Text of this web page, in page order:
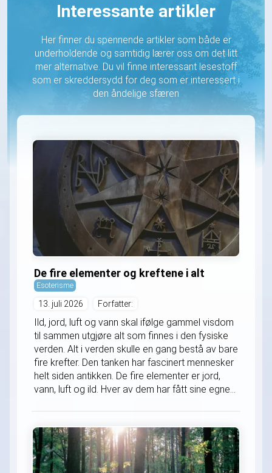
Interessante artikler
Her finner du spennende artikler som både er
underholdende og samtidig lærer oss om det litt
mer alternative. Du vil finne interessant lesestoff
som er skreddersydd for deg som er interessert i
den åndelige sfæren
De fire elementer og kreftene i alt
Esoterisme
13. juli 2026 Forfatter:
Ild, jord, luft og vann skal ifølge gammel visdom
til sammen utgjøre alt som finnes i den fysiske
verden. Alt i verden skulle en gang bestå av bare
fire krefter. Den tanken har fascinert mennesker
helt siden antikken. De fire elementer er jord,
vann, luft og ild. Hver av dem har fått sine egne...